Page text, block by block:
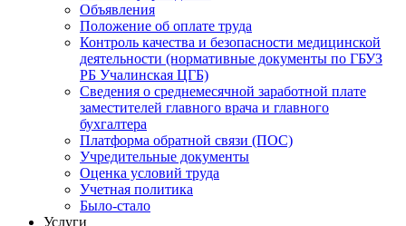
Объявления
Положение об оплате труда
Контроль качества и безопасности медицинской
деятельности (нормативные документы по ГБУЗ
РБ Учалинская ЦГБ)
Сведения о среднемесячной заработной плате
заместителей главного врача и главного
бухгалтера
Платформа обратной связи (ПОС)
Учредительные документы
Оценка условий труда
Учетная политика
Было-стало
Услуги